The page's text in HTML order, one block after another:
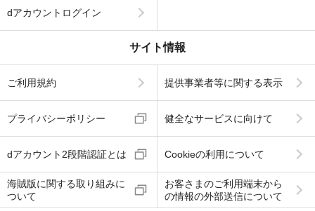
dアカウントログイン
サイト情報
ご利用規約 提供事業者等に関する表示
プライバシーポリシー 健全なサービスに向けて
dアカウント2段階認証とは Cookieの利用について
海賊版に関する取り組みに
ついて
お客さまのご利用端末から
の情報の外部送信について